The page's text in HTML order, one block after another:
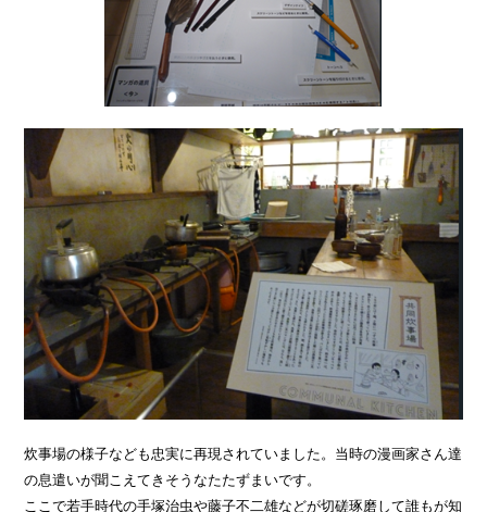
炊事場の様子なども忠実に再現されていました。当時の漫画家さん達
の息遣いが聞こえてきそうなたたずまいです。
ここで若手時代の手塚治虫や藤子不二雄などが切磋琢磨して誰もが知